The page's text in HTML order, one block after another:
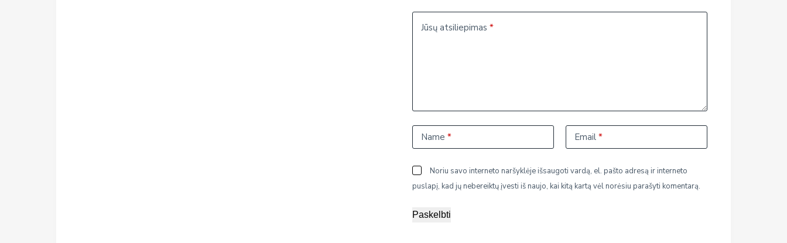
Jūsų atsiliepimas*
Name * Email *
Noriu savo interneto naršyklėje išsaugoti vardą, el. pašto adresą ir interneto
puslapį, kad jų nebereiktų įvesti iš naujo, kai kitą kartą vėl norėsiu parašyti komentarą.
Paskelbti